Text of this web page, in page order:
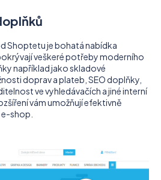
Shoptetu je bohatá nabídka
veškeré potřeby moderního
například jako skladové
doprav a plateb, SEO doplňky,
ve vyhledávačích a jiné interní
vám umožňují efektivně
shop.